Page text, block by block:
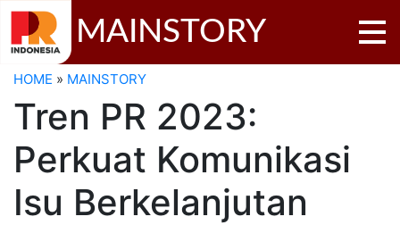
MAINSTORY
HOME » MAINSTORY
Tren PR 2023:
Perkuat Komunikasi
Isu Berkelanjutan